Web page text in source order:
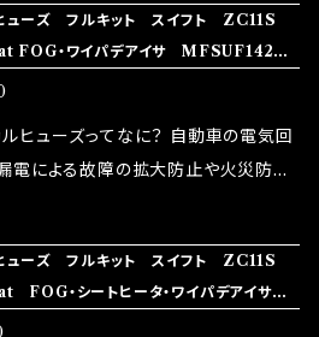
らの効果は、タウンユースだけでなく、
ポーツシーンでの実証実験の上、 製
しております。
カルヒューズになります。 ◇マジカル
効果 マジカルヒューズは放電防止効
抗低減効果により、このような効果を
。 ・アクセルレスポンスの向上 ・アイ
定化（静粛性UP） ・ターボ車のターボ
らの効果は、タウンユースだけでなく、
ポーツシーンでの実証実験の上、 製
しております。
各回路への電力供給を行っています。
ューズには拭い去れない欠点があり
2.金属部分が露出している為、空気
てしまう。 3.金属プレートが接触する
カルヒューズになります。 ◇マジカル
効果 マジカルヒューズは放電防止効
ューズ フルキット スイフト ZC11S
FOG・ワイパデアイサ MFSUF142 2
ヒューズってなに？ 自動車の電気回
電による故障の拡大防止や火災防止
各回路への電力供給を行っています。
ューズには拭い去れない欠点があり
ューズ フルキット スイフト ZC11S
FOG・シートヒータ・ワイパデアイサ
27個